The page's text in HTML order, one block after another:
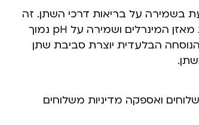
בשמירה על בריאות דרכי השתן. זה
שומר על ריכוז שתן בריא על ידי ויסות מאזן המינרלים ושמירה על pH נמוך
הבלעדית יוצרת סביבת שתן
ואספקה מדיניות משלוחים